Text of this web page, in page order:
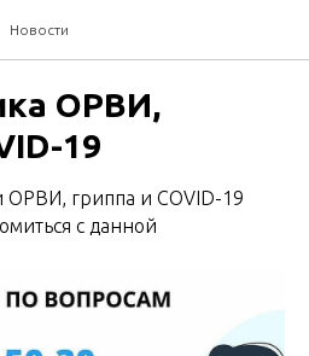
Новости
ОРВИ,
19
гриппа и COVID-19
с данной